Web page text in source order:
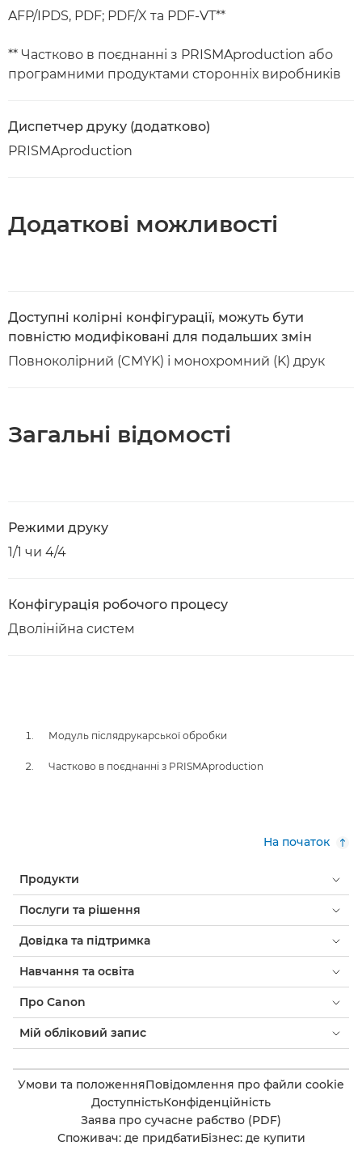
AFP/IPDS, PDF; PDF/X та PDF-VT**
** Частково в поєднанні з PRISMAproduction або
програмними продуктами сторонніх виробників
Диспетчер друку (додатково)
PRISMAproduction
Додаткові можливості
Доступні колірні конфігурації, можуть бути
повністю модифіковані для подальших змін
Повноколірний (CMYK) і монохромний (K) друк
Загальні відомості
Режими друку
1/1 чи 4/4
Конфігурація робочого процесу
Дволінійна систем
Модуль післядрукарської обробки
Частково в поєднанні з PRISMAproduction
На початок
Продукти
Послуги та рішення
Довідка та підтримка
Навчання та освіта
Про Canon
Мій обліковий запис
Умови та положенняПовідомлення про файли cookie
ДоступністьКонфіденційність
Заява про сучасне рабство (PDF)
Споживач: де придбатиБізнес: де купити